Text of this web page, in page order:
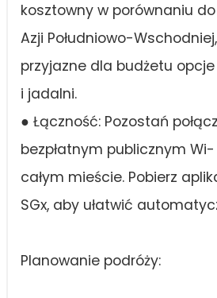
kosztowny w porównaniu
Azji Południowo-
przyjazne dla budżetu
i jadalni.
● Łączność: Pozostań
bezpłatnym publicznym
całym mieście. Pobierz
SGx, aby ułatwić
Planowanie podróży: